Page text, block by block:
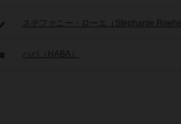
ステファニー・ローエ（Stephanie Roehe
ハバ（HABA）